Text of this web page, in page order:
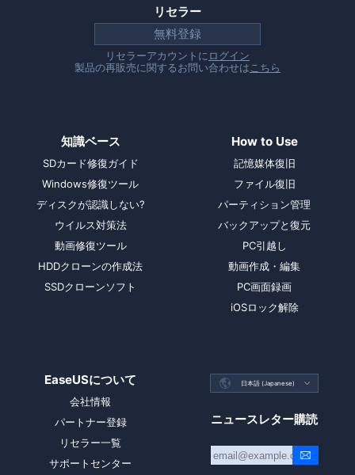
リセラー
無料登録
リセラーアカウントにログイン
製品の再販売に関するお問い合わせはこちら
知識ベース
SDカード修復ガイド
Windows修復ツール
ディスクが認識しない?
ウイルス対策法
動画修復ツール
HDDクローンの作成法
SSDクローンソフト
How to Use
記憶媒体復旧
ファイル復旧
パーティション管理
バックアップと復元
PC引越し
動画作成・編集
PC画面録画
iOSロック解除
EaseUSについて
会社情報
パートナー登録
リセラー一覧
サポートセンター
 日本語 (Japanese) 
ニュースレター購読